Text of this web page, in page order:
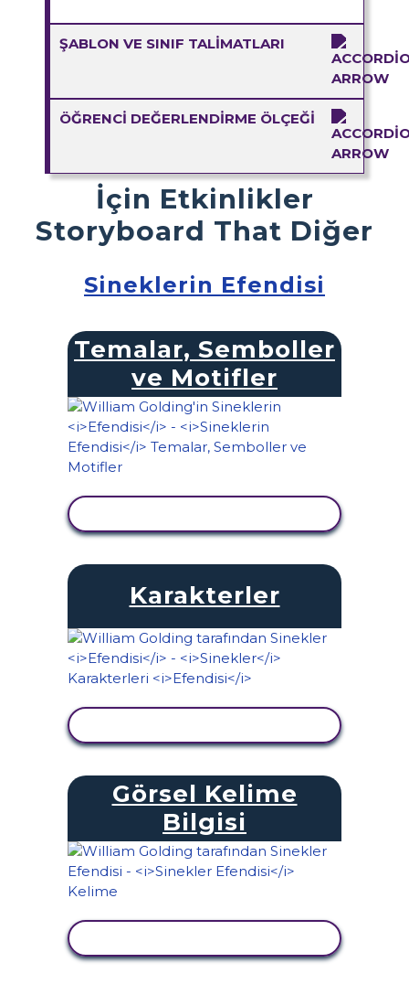
ŞABLON VE SINIF TALIMATLARI
ÖĞRENCI DEĞERLENDIRME ÖLÇEĞI
İçin Etkinlikler
Storyboard That Diğer
Sineklerin Efendisi
Temalar, Semboller
ve Motifler
Karakterler
Görsel Kelime
Bilgisi